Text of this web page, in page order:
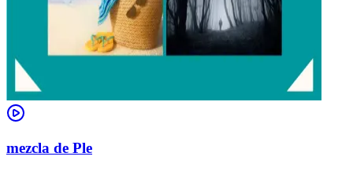
mezcla de Ple